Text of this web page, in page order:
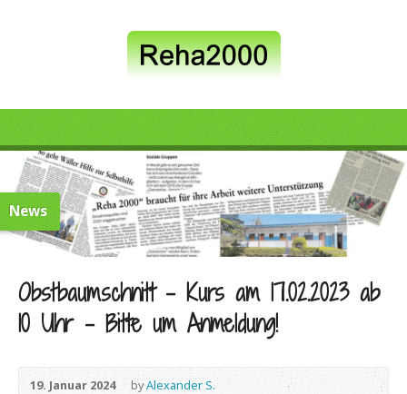
News
Obstbaumschnitt – Kurs am 17.02.2023 ab
10 Uhr – Bitte um Anmeldung!
19. Januar 2024 byAlexander S.